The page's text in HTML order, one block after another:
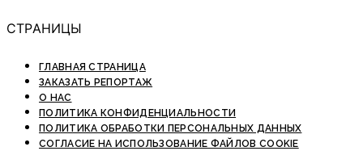
СТРАНИЦЫ
ГЛАВНАЯ СТРАНИЦА
ЗАКАЗАТЬ РЕПОРТАЖ
О НАС
ПОЛИТИКА КОНФИДЕНЦИАЛЬНОСТИ
ПОЛИТИКА ОБРАБОТКИ ПЕРСОНАЛЬНЫХ ДАННЫХ
СОГЛАСИЕ НА ИСПОЛЬЗОВАНИЕ ФАЙЛОВ COOKIE